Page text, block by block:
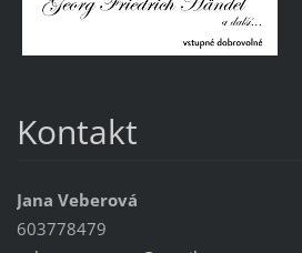
Kontakt
Jana Veberová
603778479